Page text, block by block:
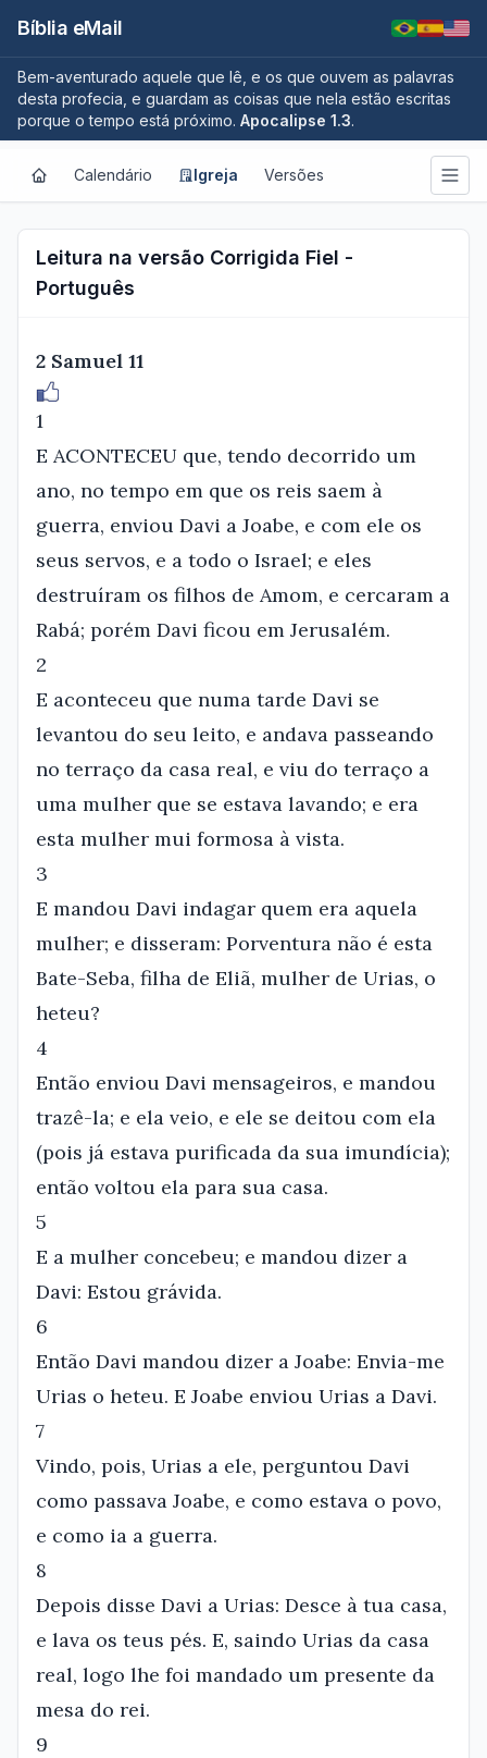
Bíblia eMail
Bem-aventurado aquele que lê, e os que ouvem as palavras
desta profecia, e guardam as coisas que nela estão escritas
porque o tempo está próximo. Apocalipse 1.3.
Calendário Igreja Versões
Leitura na versão Corrigida Fiel -
Português
2 Samuel 11
1
E ACONTECEU que, tendo decorrido um
ano, no tempo em que os reis saem à
guerra, enviou Davi a Joabe, e com ele os
seus servos, e a todo o Israel; e eles
destruíram os filhos de Amom, e cercaram a
Rabá; porém Davi ficou em Jerusalém.
2
E aconteceu que numa tarde Davi se
levantou do seu leito, e andava passeando
no terraço da casa real, e viu do terraço a
uma mulher que se estava lavando; e era
esta mulher mui formosa à vista.
3
E mandou Davi indagar quem era aquela
mulher; e disseram: Porventura não é esta
Bate-Seba, filha de Eliã, mulher de Urias, o
heteu?
4
Então enviou Davi mensageiros, e mandou
trazê-la; e ela veio, e ele se deitou com ela
(pois já estava purificada da sua imundícia);
então voltou ela para sua casa.
5
E a mulher concebeu; e mandou dizer a
Davi: Estou grávida.
6
Então Davi mandou dizer a Joabe: Envia-me
Urias o heteu. E Joabe enviou Urias a Davi.
7
Vindo, pois, Urias a ele, perguntou Davi
como passava Joabe, e como estava o povo,
e como ia a guerra.
8
Depois disse Davi a Urias: Desce à tua casa,
e lava os teus pés. E, saindo Urias da casa
real, logo lhe foi mandado um presente da
mesa do rei.
9